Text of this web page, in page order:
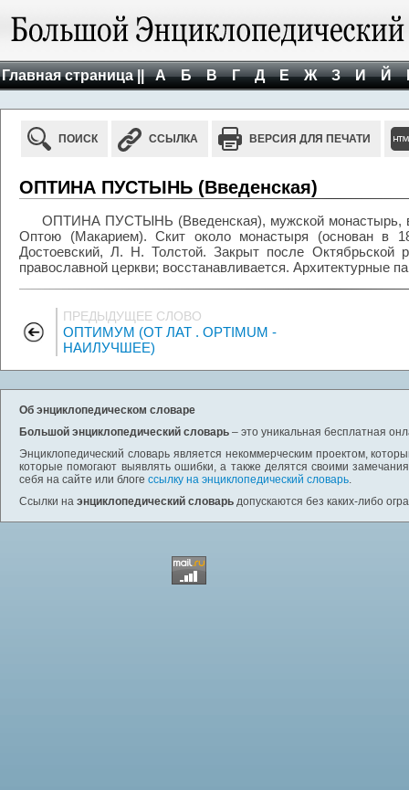
Главная страница || А Б В Г Д Е Ж З И Й
ПОИСК ССЫЛКА ВЕРСИЯ ДЛЯ ПЕЧАТИ
ОПТИНА ПУСТЫНЬ (Введенская)
ОПТИНА ПУСТЫНЬ (Введенская), мужской монастырь, в
Оптою (Макарием). Скит около монастыря (основан
Достоевский, Л. Н. Толстой. Закрыт после Октябрьской
православной церкви; восстанавливается. Архитектурные
ПРЕДЫДУЩЕЕ СЛОВО
ОПТИМУМ (ОТ ЛАТ . OPTIMUM -
НАИЛУЧШЕЕ)
Об энциклопедическом словаре
Большой энциклопедический словарь – это уникальная бесплатная
Энциклопедический словарь является некоммерческим проектом,
которые помогают выявлять ошибки, а также делятся своими
себя на сайте или блоге ссылку на энциклопедический словарь.
Ссылки на энциклопедический словарь допускаются без каких-либо